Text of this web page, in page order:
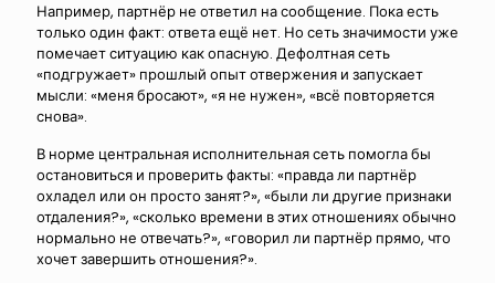
Например, партнёр не ответил на сообщение. Пока есть
только один факт: ответа ещё нет. Но сеть значимости уже
помечает ситуацию как опасную. Дефолтная сеть
«подгружает» прошлый опыт отвержения и запускает
мысли: «меня бросают», «я не нужен», «всё повторяется
снова».
В норме центральная исполнительная сеть помогла бы
остановиться и проверить факты: «правда ли партнёр
охладел или он просто занят?», «были ли другие признаки
отдаления?», «сколько времени в этих отношениях обычно
нормально не отвечать?», «говорил ли партнёр прямо, что
хочет завершить отношения?».